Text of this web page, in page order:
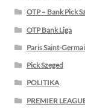
OTP – Bank Pick
OTP Bank Liga
Paris Saint-
Pick Szeged
POLITIKA
PREMIER